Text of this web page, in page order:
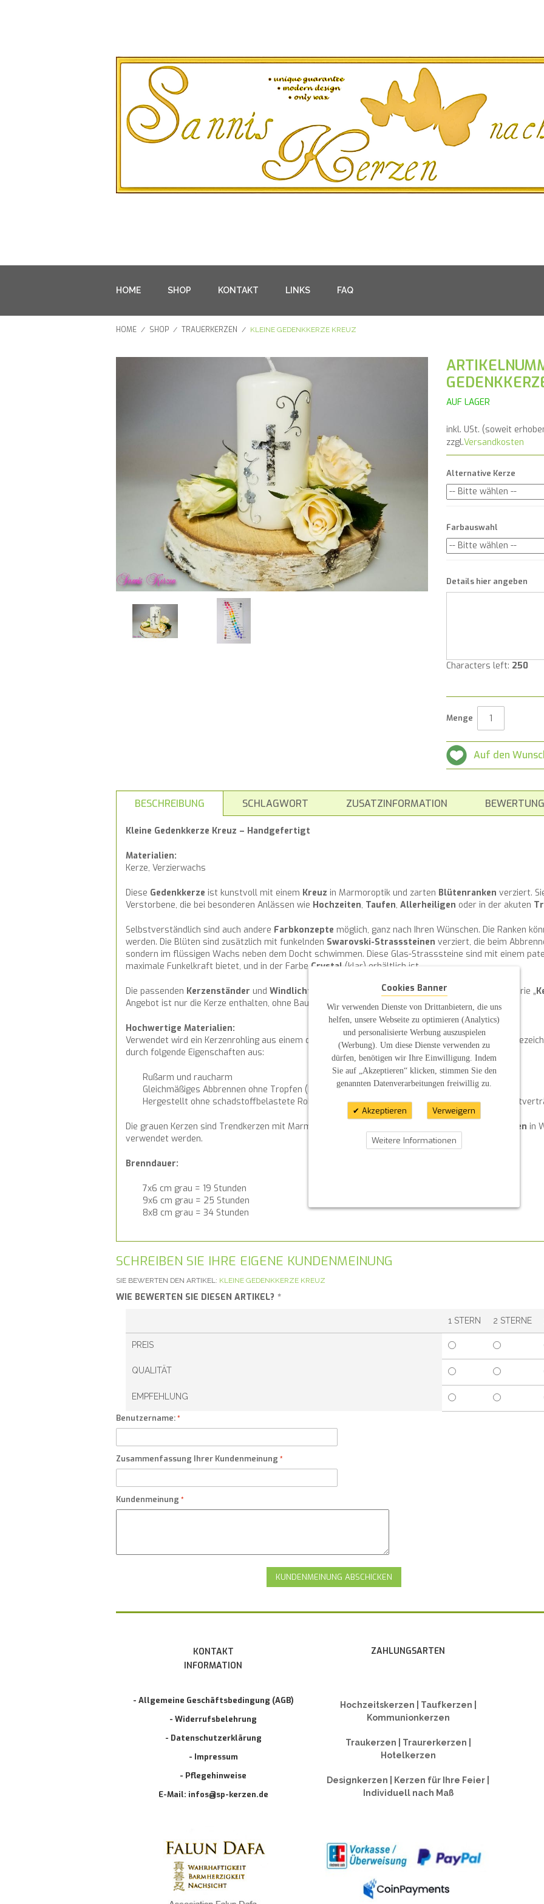
HOME SHOP KONTAKT LINKS FAQ
HOME / SHOP / TRAUERKERZEN / KLEINE GEDENKKERZE KREUZ
AUF LAGER
inkl. USt. (soweit
zzgl.Versandkosten
Alternative Kerze
Farbauswahl
Details hier angeben
Characters left: 250
Menge
Auf den
BESCHREIBUNG SCHLAGWORT ZUSATZINFORMATION
Kleine Gedenkkerze Kreuz – Handgefertigt
Materialien:
Kerze, Verzierwachs
Diese Gedenkkerze ist kunstvoll mit einem Kreuz in Marmoroptik und zarten Blütenranken verziert.
Verstorbene, die bei besonderen Anlässen wie Hochzeiten, Taufen, Allerheiligen oder in der akuten
Selbstverständlich sind auch andere Farbkonzepte möglich, ganz nach Ihren Wünschen. Die Ranken
werden. Die Blüten sind zusätzlich mit funkelnden Swarovski-Strasssteinen verziert, die beim
sondern im flüssigen Wachs neben dem Docht schwimmen. Diese Glas-Strasssteine sind mit einem
maximale Funkelkraft bietet, und in der Farbe Crystal (klar) erhältlich ist.
Die passenden Kerzenständer und Windlichtgläser finden Sie in unserem Shop unter der Kategorie „
Angebot ist nur die Kerze enthalten, ohne Baumscheibe und Blumen.
Hochwertige Materialien:
Verwendet wird ein Kerzenrohling aus einem deutschen DEKRA-geprüften Fachbetrieb mit RAL-
durch folgende Eigenschaften aus:
Rußarm und raucharm
Gleichmäßiges Abbrennen ohne Tropfen (bei richtigem Umgang)
Hergestellt ohne schadstoffbelastete Rohstoffe, wodurch eine hohe Gesundheits- und
Die grauen Kerzen sind Trendkerzen mit Marmorierung. Alternativ können normale Stumpenkerzen in
verwendet werden.
Brenndauer:
7x6 cm grau = 19 Stunden
9x6 cm grau = 25 Stunden
8x8 cm grau = 34 Stunden
SCHREIBEN SIE IHRE EIGENE KUNDENMEINUNG
SIE BEWERTEN DEN ARTIKEL: KLEINE GEDENKKERZE KREUZ
WIE BEWERTEN SIE DIESEN ARTIKEL? *
1 STERN 2 STERNE
PREIS
QUALITÄT
EMPFEHLUNG
Benutzername:
Zusammenfassung Ihrer Kundenmeinung
Kundenmeinung
KUNDENMEINUNG ABSCHICKEN
KONTAKT
INFORMATION
- Allgemeine Geschäftsbedingung (AGB)
- Widerrufsbelehrung
- Datenschutzerklärung
- Impressum
- Pflegehinweise
E-Mail: infos@sp-kerzen.de
ZAHLUNGSARTEN
Hochzeitskerzen | Taufkerzen |
Kommunionkerzen
Traukerzen | Traurerkerzen |
Hotelkerzen
Designkerzen | Kerzen für Ihre Feier |
Individuell nach Maß
Cookies Banner
Wir verwenden Dienste von Drittanbietern, die uns
helfen, unsere Webseite zu optimieren (Analytics)
und personalisierte Werbung auszuspielen
(Werbung). Um diese Dienste verwenden zu
dürfen, benötigen wir Ihre Einwilligung. Indem
Sie auf „Akzeptieren“ klicken, stimmen Sie den
genannten Datenverarbeitungen freiwillig zu.
Akzeptieren Verweigern
Weitere Informationen